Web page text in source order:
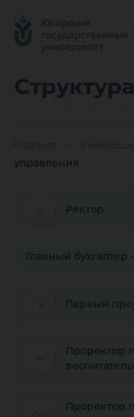
Структура
управления
Ректор
Главный
Первый
Проректор
Проректор